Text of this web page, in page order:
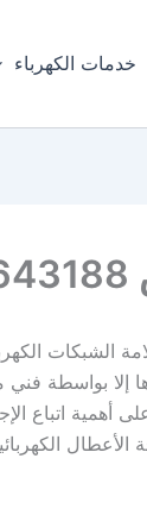
خدمات الكهرباء
الشبكات
إلا بواسطة
اتباع